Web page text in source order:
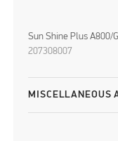
Sun Shine Plus A800/
207308007
MISCELLANEOUS